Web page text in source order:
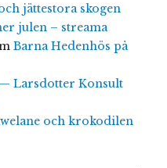
jättestora skogen
julen – streama
Barna Hedenhös på
Larsdotter Konsult
och krokodilen